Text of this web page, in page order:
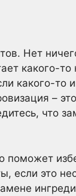
Нет
какого-
какого-то
–
что
поможет
если это